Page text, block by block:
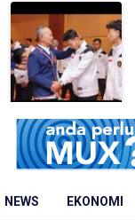
NEWS EKONOMI